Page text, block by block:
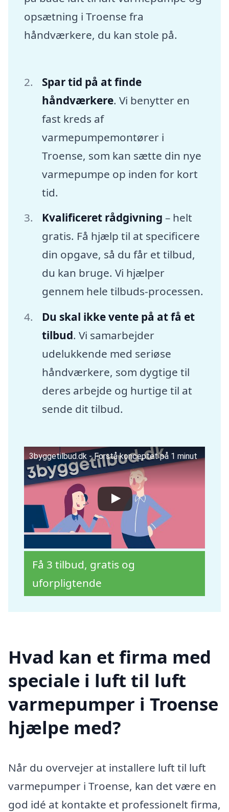
opsætning i Troense fra
håndværkere, du kan stole på.
Spar tid på at finde
håndværkere. Vi benytter en
fast kreds af
varmepumpemontører i
Troense, som kan sætte din nye
varmepumpe op inden for kort
tid.
Kvalificeret rådgivning – helt
gratis. Få hjælp til at specificere
din opgave, så du får et tilbud,
du kan bruge. Vi hjælper
gennem hele tilbuds-processen.
Du skal ikke vente på at få et
tilbud. Vi samarbejder
udelukkende med seriøse
håndværkere, som dygtige til
deres arbejde og hurtige til at
sende dit tilbud.
3byggetilbud.dk - Forstå konceptet på 1 minut
Få 3 tilbud, gratis og
uforpligtende
Hvad kan et firma med
speciale i luft til luft
varmepumper i Troense
hjælpe med?
Når du overvejer at installere luft til luft
varmepumper i Troense, kan det være en
god idé at kontakte et professionelt firma,